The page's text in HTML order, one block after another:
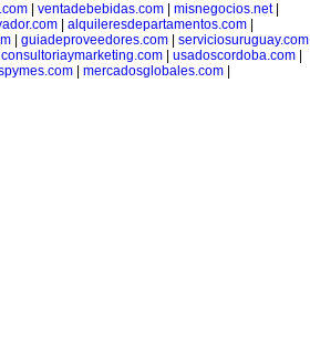
| ventadebebidas.com| misnegocios.net|
| alquileresdepartamentos.com|
guiadeproveedores.com serviciosuruguay.com
consultoriaymarketing.com| usadoscordoba.com|
| mercadosglobales.com|